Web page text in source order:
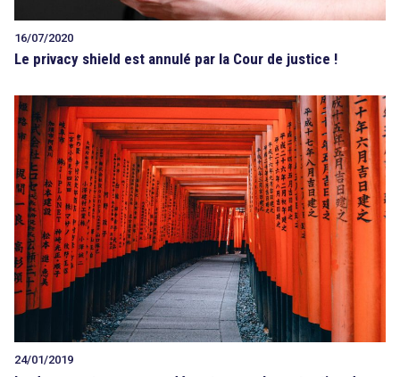
16/07/2020
Le privacy shield est annulé par la Cour de justice !
24/01/2019